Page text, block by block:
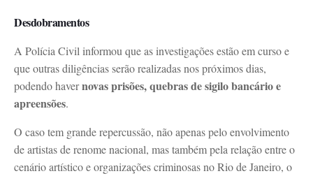
Desdobramentos
A Polícia Civil informou que as investigações estão em curso e
que outras diligências serão realizadas nos próximos dias,
podendo havernovas prisões, quebras de sigilo bancário e
apreensões.
O caso tem grande repercussão, não apenas pelo envolvimento
de artistas de renome nacional, mas também pela relação entre o
cenário artístico e organizações criminosas no Rio de Janeiro, o